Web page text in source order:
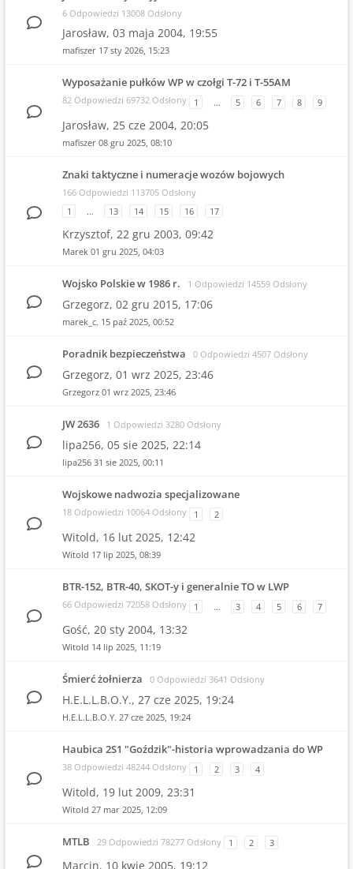
6 Odpowiedzi 13008 Odsłony
Jarosław, 03 maja 2004, 19:55
mafiszer 17 sty 2026, 15:23
Wyposażanie pułków WP w czołgi T-72 i T-55AM
82 Odpowiedzi 69732 Odsłony 1 … 5 6 7 8 9
Jarosław, 25 cze 2004, 20:05
mafiszer 08 gru 2025, 08:10
Znaki taktyczne i numeracje wozów bojowych
166 Odpowiedzi 113705 Odsłony
1
… 13 14 15 16 17
Krzysztof, 22 gru 2003, 09:42
Marek 01 gru 2025, 04:03
Wojsko Polskie w 1986 r. 1 Odpowiedzi 14559 Odsłony
Grzegorz, 02 gru 2015, 17:06
marek_c. 15 paź 2025, 00:52
Poradnik bezpieczeństwa 0 Odpowiedzi 4507 Odsłony
Grzegorz, 01 wrz 2025, 23:46
Grzegorz 01 wrz 2025, 23:46
JW 2636 1 Odpowiedzi 3280 Odsłony
lipa256, 05 sie 2025, 22:14
lipa256 31 sie 2025, 00:11
Wojskowe nadwozia specjalizowane
18 Odpowiedzi 10064 Odsłony 1 2
Witold, 16 lut 2025, 12:42
Witold 17 lip 2025, 08:39
BTR-152, BTR-40, SKOT-y i generalnie TO w LWP
66 Odpowiedzi 72058 Odsłony 1 … 3 4 5 6 7
Gość, 20 sty 2004, 13:32
Witold 14 lip 2025, 11:19
Śmierć żołnierza 0 Odpowiedzi 3641 Odsłony
H.E.L.L.B.O.Y., 27 cze 2025, 19:24
H.E.L.L.B.O.Y. 27 cze 2025, 19:24
Haubica 2S1 "Goździk"-historia wprowadzania do WP
38 Odpowiedzi 48244 Odsłony 1 2 3 4
Witold, 19 lut 2009, 23:31
Witold 27 mar 2025, 12:09
MTLB 29 Odpowiedzi 78277 Odsłony 1 2 3
Marcin, 10 kwie 2005, 19:12